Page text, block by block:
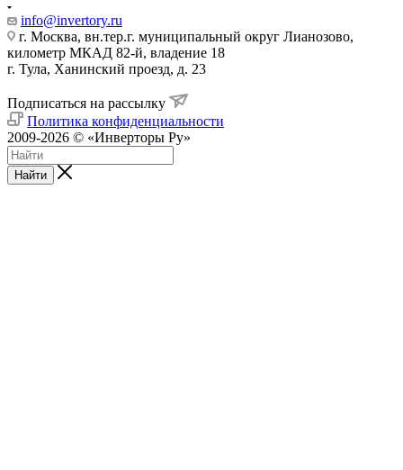
info@invertory.ru
г. Москва, вн.тер.г. муниципальный округ Лианозово,
километр МКАД 82-й, владение 18
г. Тула, Ханинский проезд, д. 23
Подписаться на рассылку
Политика конфиденциальности
2009-2026 © «Инверторы Ру»
Найти